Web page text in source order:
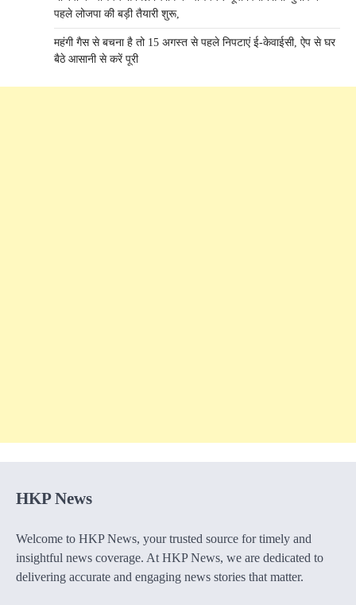
पहले लोजपा की बड़ी तैयारी शुरू,
महंगी गैस से बचना है तो 15 अगस्त से पहले निपटाएं ई-केवाईसी, ऐप से घर
बैठे आसानी से करें पूरी
HKP News
Welcome to HKP News, your trusted source for timely and
insightful news coverage. At HKP News, we are dedicated to
delivering accurate and engaging news stories that matter.